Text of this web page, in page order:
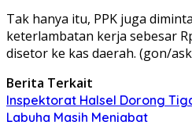
Tak hanya itu, PPK juga
keterlambatan kerja sebesar
disetor ke kas daerah. (gon/
Berita Terkait
Inspektorat Halsel Dorong
Labuha Masih Menjabat